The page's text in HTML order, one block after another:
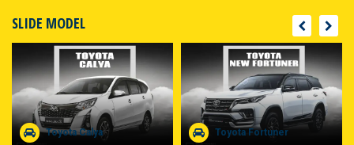
SLIDE MODEL
Toyota Calya Toyota Fortuner